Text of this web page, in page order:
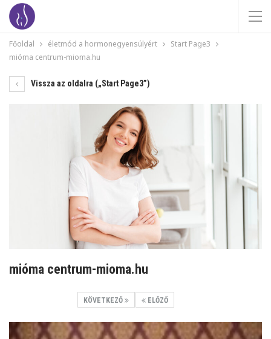
Főoldal életmód a hormonegyensúlyért
Start Page3
mióma centrum-mioma.hu
Vissza az oldalra („Start Page3”)
mióma centrum-mioma.hu
KÖVETKEZŐ ELŐZŐ